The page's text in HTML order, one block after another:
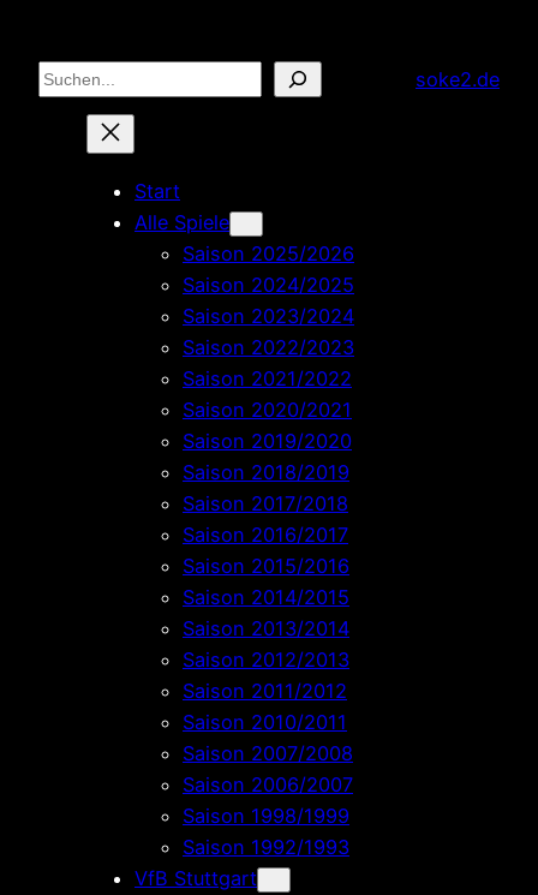
Inhalt
springen
Suchen soke2.de
Start
Alle Spiele
Saison 2025/2026
Saison 2024/2025
Saison 2023/2024
Saison 2022/2023
Saison 2021/2022
Saison 2020/2021
Saison 2019/2020
Saison 2018/2019
Saison 2017/2018
Saison 2016/2017
Saison 2015/2016
Saison 2014/2015
Saison 2013/2014
Saison 2012/2013
Saison 2011/2012
Saison 2010/2011
Saison 2007/2008
Saison 2006/2007
Saison 1998/1999
Saison 1992/1993
VfB Stuttgart